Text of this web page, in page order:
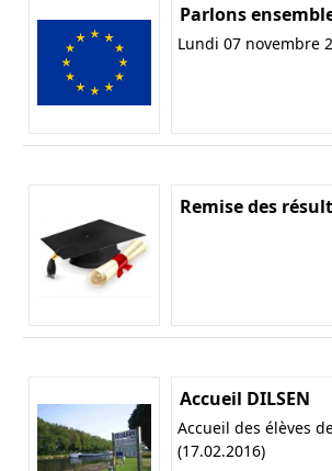
Parlons
Lundi 07 novembre
Remise des
Accueil DILSEN
Accueil des élèves
(17.02.2016)